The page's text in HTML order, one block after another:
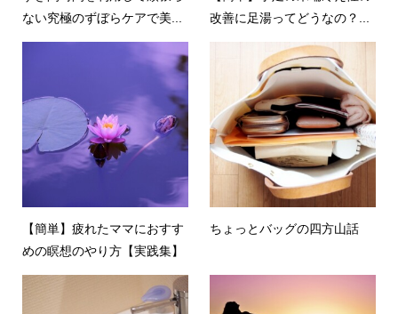
ない究極のずぼらケアで美...
改善に足湯ってどうなの？...
【簡単】疲れたママにおすす
めの瞑想のやり方【実践集】
ちょっとバッグの四方山話